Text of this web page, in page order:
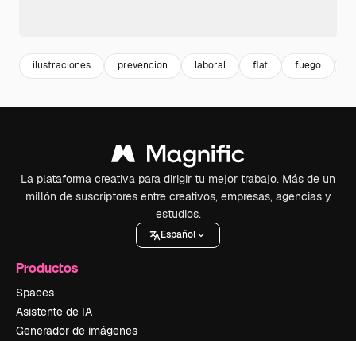
ilustraciones prevencion laboral flat fuego
La plataforma creativa para dirigir tu mejor trabajo. Más de un
millón de suscriptores entre creativos, empresas, agencias y
estudios.
Español
Productos
Spaces
Asistente de IA
Generador de imágenes